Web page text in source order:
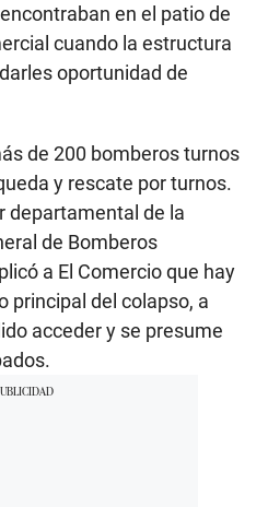
en el patio de
cuando la estructura
oportunidad de
de 200 bomberos turnos
y rescate por turnos.
departamental de la
de Bomberos
a El Comercio que hay
principal del colapso, a
acceder y se presume